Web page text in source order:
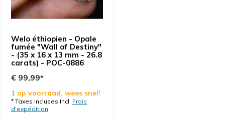
Welo éthiopien - Opale
fumée "Wall of Destiny"
- (35 x 16 x 13 mm - 26.8
carats) - POC-0886
€ 99,99*
1 op voorraad, wees snel!
* Taxes incluses Incl. Frais
d'expédition